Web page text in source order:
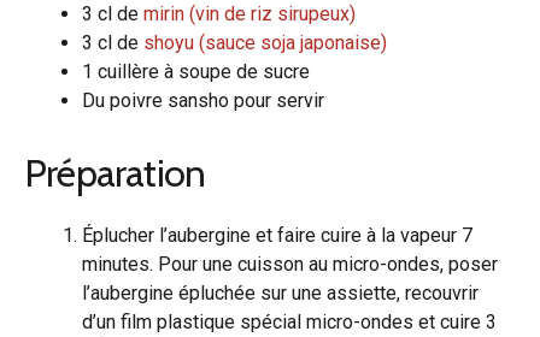
3 cl de mirin (vin de riz sirupeux)
3 cl de shoyu (sauce soja japonaise)
1 cuillère à soupe de sucre
Du poivre sansho pour servir
Préparation
Éplucher l’aubergine et faire cuire à la vapeur 7
minutes. Pour une cuisson au micro-ondes, poser
l’aubergine épluchée sur une assiette, recouvrir
d’un film plastique spécial micro-ondes et cuire 3